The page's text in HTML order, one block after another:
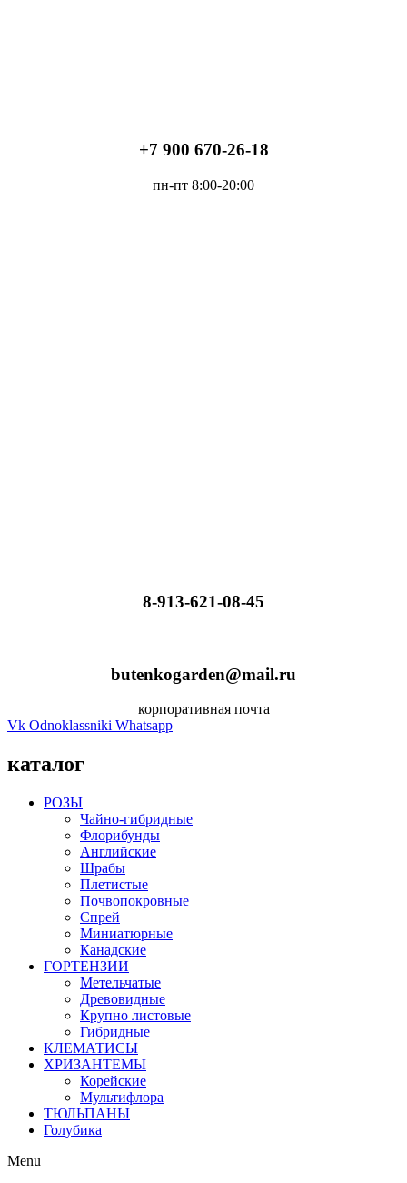
+7 900 670-26-18
пн-пт 8:00-20:00
8-913-621-08-45
butenkogarden@mail.ru
корпоративная почта
Vk Odnoklassniki Whatsapp
каталог
РОЗЫ
Чайно-гибридные
Флорибунды
Английские
Шрабы
Плетистые
Почвопокровные
Спрей
Миниатюрные
Канадские
ГОРТЕНЗИИ
Метельчатые
Древовидные
Крупно листовые
Гибридные
КЛЕМАТИСЫ
ХРИЗАНТЕМЫ
Корейские
Мультифлора
ТЮЛЬПАНЫ
Голубика
Menu